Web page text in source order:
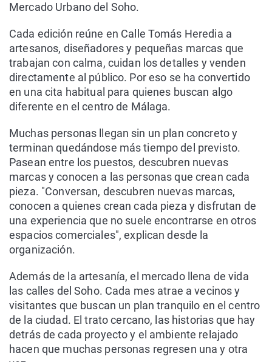
Mercado Urbano del Soho.
Cada edición reúne en Calle Tomás Heredia a
artesanos, diseñadores y pequeñas marcas que
trabajan con calma, cuidan los detalles y venden
directamente al público. Por eso se ha convertido
en una cita habitual para quienes buscan algo
diferente en el centro de Málaga.
Muchas personas llegan sin un plan concreto y
terminan quedándose más tiempo del previsto.
Pasean entre los puestos, descubren nuevas
marcas y conocen a las personas que crean cada
pieza. "Conversan, descubren nuevas marcas,
conocen a quienes crean cada pieza y disfrutan de
una experiencia que no suele encontrarse en otros
espacios comerciales", explican desde la
organización.
Además de la artesanía, el mercado llena de vida
las calles del Soho. Cada mes atrae a vecinos y
visitantes que buscan un plan tranquilo en el centro
de la ciudad. El trato cercano, las historias que hay
detrás de cada proyecto y el ambiente relajado
hacen que muchas personas regresen una y otra